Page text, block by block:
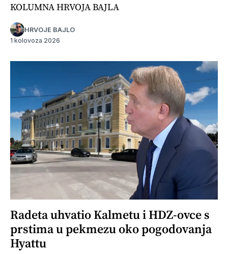
KOLUMNA HRVOJA BAJLA
HRVOJE BAJLO
1 kolovoza 2026
Radeta uhvatio Kalmetu i HDZ-ovce s
prstima u pekmezu oko pogodovanja
Hyattu